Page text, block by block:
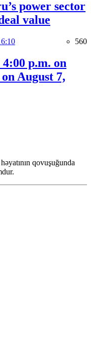
power sector
value
560
p.m. on
August 7,
qovuşuğunda